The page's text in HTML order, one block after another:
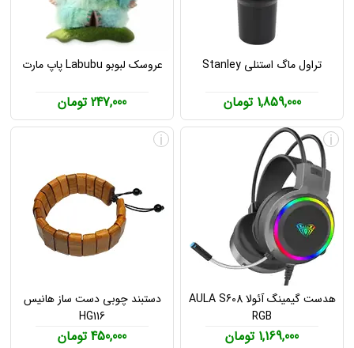
تراول ماگ استنلی Stanley
1,859,000 تومان
عروسک لبوبو Labubu پاپ مارت
247,000 تومان
هدست گیمینگ آئولا AULA S608
RGB
1,169,000 تومان
i
دستبند چوبی دست ساز هانیس
HG116
450,000 تومان
i